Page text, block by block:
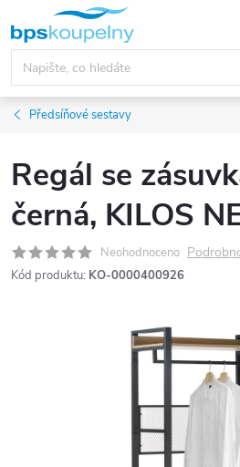
obsah
Předsíňové sestavy
Regál se
černá, KILOS
Neohodnoceno
Kód produktu: KO-0000400926